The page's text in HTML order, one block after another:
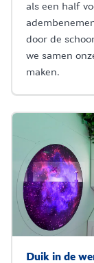
als een half
door de
we samen
maken.
Duik in de